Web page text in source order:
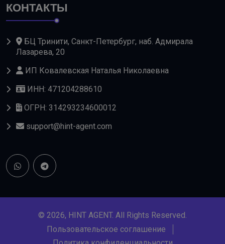
КОНТАКТЫ
БЦ Тринити, Санкт-Петербург, наб. Адмирала
Лазарева, 20
ИП Ковалевская Наталья Николаевна
ИНН: 471204288610
ОГРН: 314293234600012
support@hint-agent.com
© 2026, HINT AGENT. All Rights Reserved.
Пользовательское соглашение